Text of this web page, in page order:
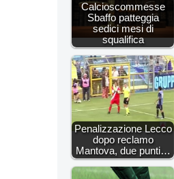
Calcioscommesse
Sbaffo patteggia
sedici mesi di
squalifica
Penalizzazione Lecco
dopo reclamo
Mantova, due punti…